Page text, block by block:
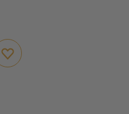
Aggiungi ai preferiti
borrar favoritos